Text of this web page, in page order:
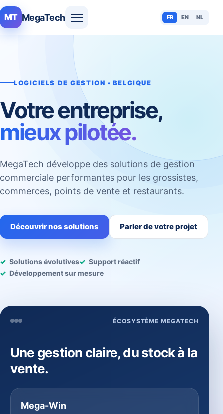
MT MegaTech FR EN NL
LOGICIELS DE GESTION • BELGIQUE
Votre entreprise,
mieux pilotée.
MegaTech développe des solutions de gestion
commerciale performantes pour les grossistes,
commerces, points de vente et restaurants.
Découvrir nos solutions Parler de votre projet
Solutions évolutives
Support réactif
Développement sur mesure
ÉCOSYSTÈME MEGATECH
Une gestion claire, du stock à la
vente.
Mega-Win